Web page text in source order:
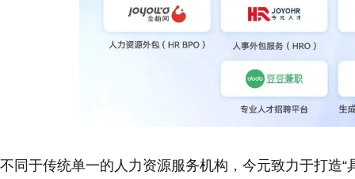
不同于传统单一的人力资源服务机构，今元致力于打造